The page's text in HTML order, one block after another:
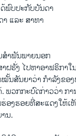
ພົບປະກັບບັນດາ
ແລະ ສາທາ
ສໍາພັນພາຍນອກ
ຝຣັ່ງ ໄປຫາອາຟຣິກາ
ນສັນຍາວ່າ ກຳລັງຂອ
. ພວກກະບົດກ່າວວ່າ ກ
ງຮອຍທີ່ສະແດງໃຫ້ເ
ນ.